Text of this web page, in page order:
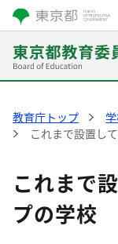
教育庁トップ
これまで設置し
これまで
プの学校